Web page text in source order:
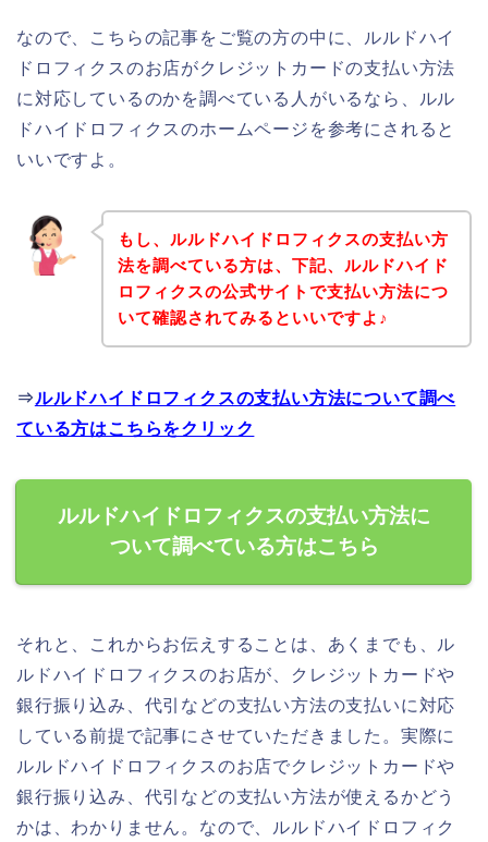
なので、こちらの記事をご覧の方の中に、ルルドハイ
ドロフィクスのお店がクレジットカードの支払い方法
に対応しているのかを調べている人がいるなら、ルル
ドハイドロフィクスのホームページを参考にされると
いいですよ。
もし、ルルドハイドロフィクスの支払い方
法を調べている方は、下記、ルルドハイド
ロフィクスの公式サイトで支払い方法につ
いて確認されてみるといいですよ♪
⇒ルルドハイドロフィクスの支払い方法について調べ
ている方はこちらをクリック
ルルドハイドロフィクスの支払い方法に
ついて調べている方はこちら
それと、これからお伝えすることは、あくまでも、ル
ルドハイドロフィクスのお店が、クレジットカードや
銀行振り込み、代引などの支払い方法の支払いに対応
している前提で記事にさせていただきました。実際に
ルルドハイドロフィクスのお店でクレジットカードや
銀行振り込み、代引などの支払い方法が使えるかどう
かは、わかりません。なので、ルルドハイドロフィク